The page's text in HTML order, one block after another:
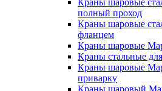
полный проход
Краны шаровые
фланцем
Краны шаровые
Краны стальные
Краны шаровые
приварку
Краны шаровый